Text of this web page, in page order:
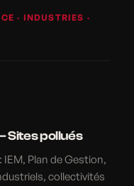
· INDUSTRIES ·
pollués
Plan de Gestion,
collectivités